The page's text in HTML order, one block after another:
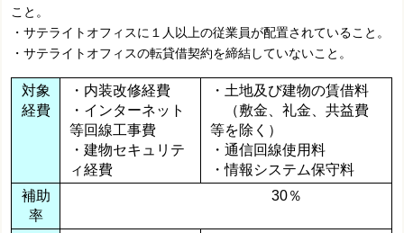
こと。
・サテライトオフィスに１人以上の従業員が配置されていること。
・サテライトオフィスの転貸借契約を締結していないこと。
対象
経費
・内装改修経費
・インターネット
等回線工事費
・建物セキュリテ
ィ経費
・土地及び建物の賃借料
（敷金、礼金、共益費
等を除く）
・通信回線使用料
・情報システム保守料
補助
率
30％